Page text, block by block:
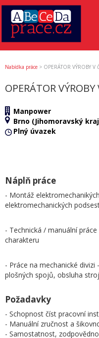
Nabídka práce > OPERÁTOR VÝROBY V
OPERÁTOR
Manpower
Brno (Jihomoravský
Plný úvazek
Náplň práce
- Montáž
elektromechanických
- Technická / manuální
charakteru
- Práce na mechanické divizi
plošných spojů, obsluha
Požadavky
- Schopnost číst pracovní
- Manuální zručnost a
- Samostatnost,